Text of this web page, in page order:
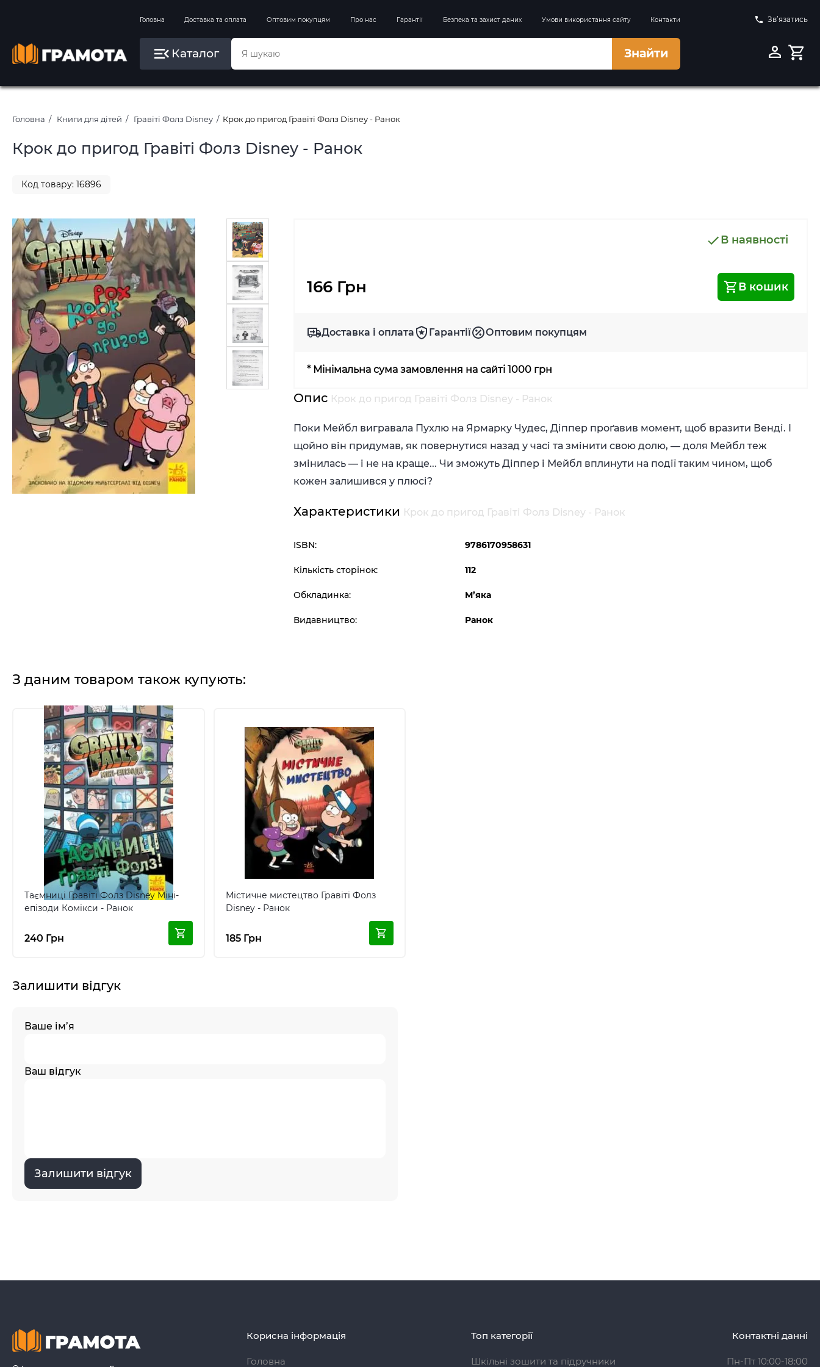
Головна Доставка та оплата Оптовим покупцям Про нас Гарантії Безпека та захист даних Умови використання сайту Контакти Зв’язатись
Каталог Знайти
Вправи на зимові канікули
Літо, пляж, плавання, басейни
Картини за номерами
Головна Книги для дітей Гравіті Фолз Disney Крок до пригод Гравіті Фолз Disney - Ранок
Крок до пригод Гравіті Фолз Disney - Ранок
Код товару: 16896
В наявності
166 Грн В кошик
Доставка і оплата Гарантії Оптовим покупцям
* Мінімальна сума замовлення на сайті 1000 грн
Опис Крок до пригод Гравіті Фолз Disney - Ранок
Поки Мейбл вигравала Пухлю на Ярмарку Чудес, Діппер проґавив момент, щоб вразити Венді. І
щойно він придумав, як повернутися назад у часі та змінити свою долю, — доля Мейбл теж
змінилась — і не на краще... Чи зможуть Діппер і Мейбл вплинути на події таким чином, щоб
кожен залишився у плюсі?
Характеристики Крок до пригод Гравіті Фолз Disney - Ранок
ISBN: 9786170958631
Кількість сторінок: 112
Обкладинка: М’яка
Видавництво: Ранок
З даним товаром також купують:
Таємниці Гравіті Фолз Disney Міні-
епізоди Комікси - Ранок
240 Грн
Містичне мистецтво Гравіті Фолз
Disney - Ранок
185 Грн
Залишити відгук
Ваше ім’я
Ваш відгук
Залишити відгук
Корисна інформація
Головна
Топ категорії
Шкільні зошити та підручники
Контактні данні
Пн-Пт 10:00-18:00